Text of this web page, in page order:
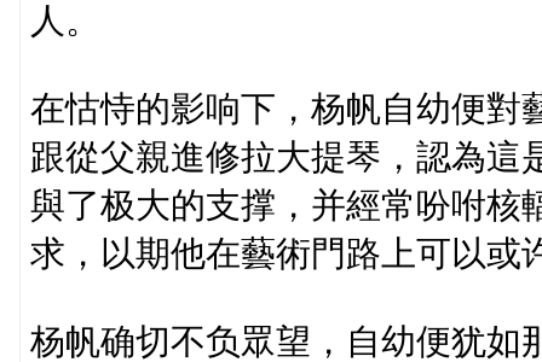
人。
在怙恃的影响下，杨帆自幼便對
跟從父親進修拉大提琴，認為這
與了极大的支撑，并經常吩咐核
求，以期他在藝術門路上可以或
杨帆确切不负眾望，自幼便犹如